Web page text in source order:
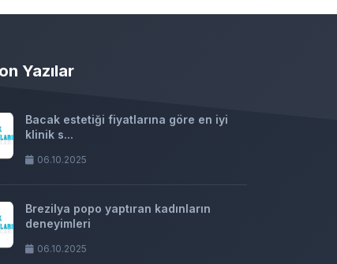
Yazılar
Bacak estetiği fiyatlarına göre en iyi
klinik s...
06.10.2025
Brezilya popo yaptıran kadınların
deneyimleri
06.10.2025